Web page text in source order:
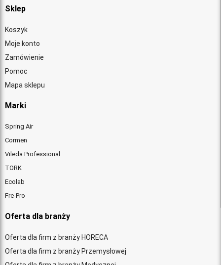
Sklep
Koszyk
Moje konto
Zamówienie
Pomoc
Mapa sklepu
Marki
Spring Air
Cormen
Vileda Professional
TORK
Ecolab
Fre-Pro
Oferta dla branży
Oferta dla firm z branży HORECA
Oferta dla firm z branży Przemysłowej